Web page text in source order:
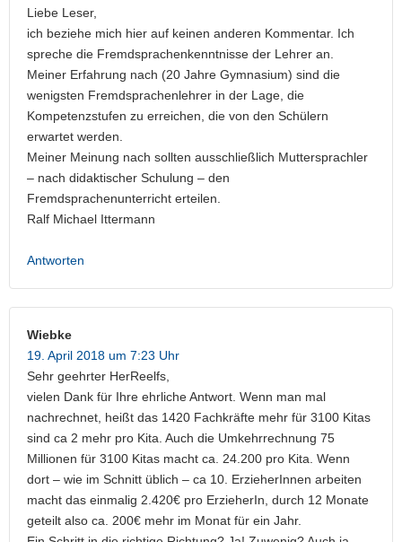
Liebe Leser,
ich beziehe mich hier auf keinen anderen Kommentar. Ich
spreche die Fremdsprachenkenntnisse der Lehrer an.
Meiner Erfahrung nach (20 Jahre Gymnasium) sind die
wenigsten Fremdsprachenlehrer in der Lage, die
Kompetenzstufen zu erreichen, die von den Schülern
erwartet werden.
Meiner Meinung nach sollten ausschließlich Muttersprachler
– nach didaktischer Schulung – den
Fremdsprachenunterricht erteilen.
Ralf Michael Ittermann
Antworten
Wiebke
19. April 2018 um 7:23 Uhr
Sehr geehrter HerReelfs,
vielen Dank für Ihre ehrliche Antwort. Wenn man mal
nachrechnet, heißt das 1420 Fachkräfte mehr für 3100 Kitas
sind ca 2 mehr pro Kita. Auch die Umkehrrechnung 75
Millionen für 3100 Kitas macht ca. 24.200 pro Kita. Wenn
dort – wie im Schnitt üblich – ca 10. ErzieherInnen arbeiten
macht das einmalig 2.420€ pro ErzieherIn, durch 12 Monate
geteilt also ca. 200€ mehr im Monat für ein Jahr.